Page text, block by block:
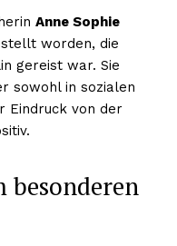
Anne Sophie
worden, die
gereist war. Sie
sowohl in sozialen
Eindruck von der
besonderen